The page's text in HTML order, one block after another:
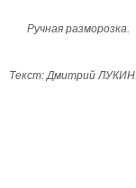
Ручная разморозка.
Текст: Дмитрий ЛУКИН.